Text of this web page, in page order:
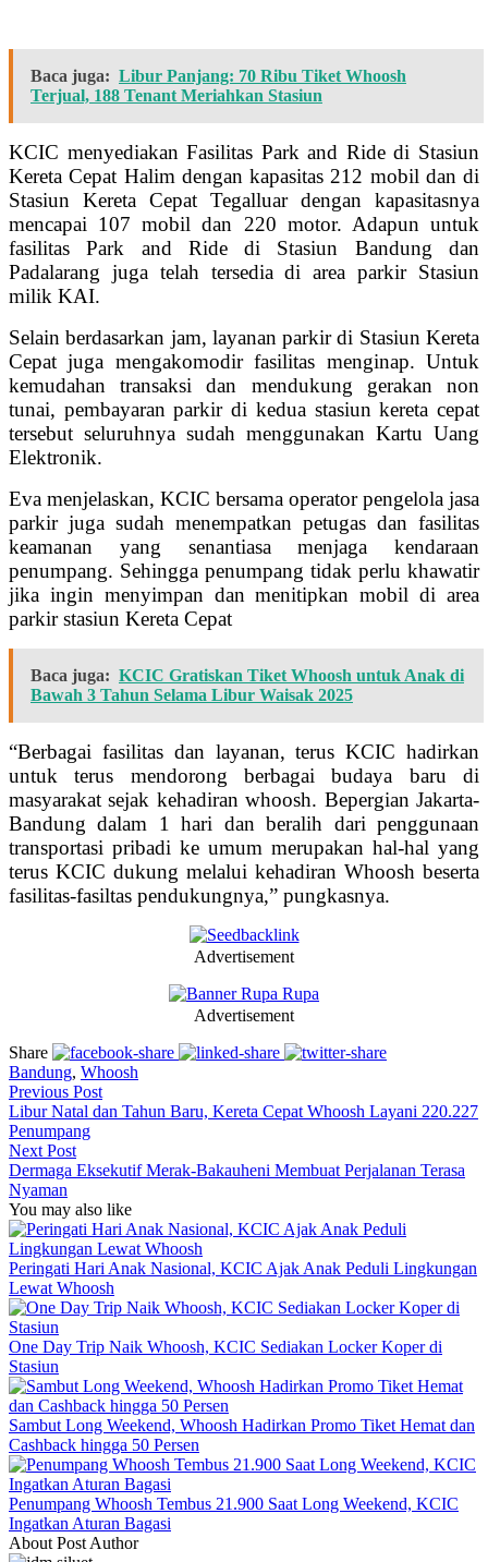
Baca juga: Libur Panjang: 70 Ribu Tiket Whoosh
Terjual, 188 Tenant Meriahkan Stasiun
KCIC menyediakan Fasilitas Park and Ride di Stasiun
Kereta Cepat Halim dengan kapasitas 212 mobil dan di
Stasiun Kereta Cepat Tegalluar dengan kapasitasnya
mencapai 107 mobil dan 220 motor. Adapun untuk
fasilitas Park and Ride di Stasiun Bandung dan
Padalarang juga telah tersedia di area parkir Stasiun
milik KAI.
Selain berdasarkan jam, layanan parkir di Stasiun Kereta
Cepat juga mengakomodir fasilitas menginap. Untuk
kemudahan transaksi dan mendukung gerakan non
tunai, pembayaran parkir di kedua stasiun kereta cepat
tersebut seluruhnya sudah menggunakan Kartu Uang
Elektronik.
Eva menjelaskan, KCIC bersama operator pengelola jasa
parkir juga sudah menempatkan petugas dan fasilitas
keamanan yang senantiasa menjaga kendaraan
penumpang. Sehingga penumpang tidak perlu khawatir
jika ingin menyimpan dan menitipkan mobil di area
parkir stasiun Kereta Cepat
Baca juga: KCIC Gratiskan Tiket Whoosh untuk Anak di
Bawah 3 Tahun Selama Libur Waisak 2025
“Berbagai fasilitas dan layanan, terus KCIC hadirkan
untuk terus mendorong berbagai budaya baru di
masyarakat sejak kehadiran whoosh. Bepergian Jakarta-
Bandung dalam 1 hari dan beralih dari penggunaan
transportasi pribadi ke umum merupakan hal-hal yang
terus KCIC dukung melalui kehadiran Whoosh beserta
fasilitas-fasiltas pendukungnya,” pungkasnya.
Advertisement
Advertisement
Share
Bandung, Whoosh
Previous Post
Libur Natal dan Tahun Baru, Kereta Cepat Whoosh Layani 220.227
Penumpang
Next Post
Dermaga Eksekutif Merak-Bakauheni Membuat Perjalanan Terasa
Nyaman
You may also like
Peringati Hari Anak Nasional, KCIC Ajak Anak Peduli Lingkungan
Lewat Whoosh
One Day Trip Naik Whoosh, KCIC Sediakan Locker Koper di
Stasiun
Sambut Long Weekend, Whoosh Hadirkan Promo Tiket Hemat dan
Cashback hingga 50 Persen
Penumpang Whoosh Tembus 21.900 Saat Long Weekend, KCIC
Ingatkan Aturan Bagasi
About Post Author